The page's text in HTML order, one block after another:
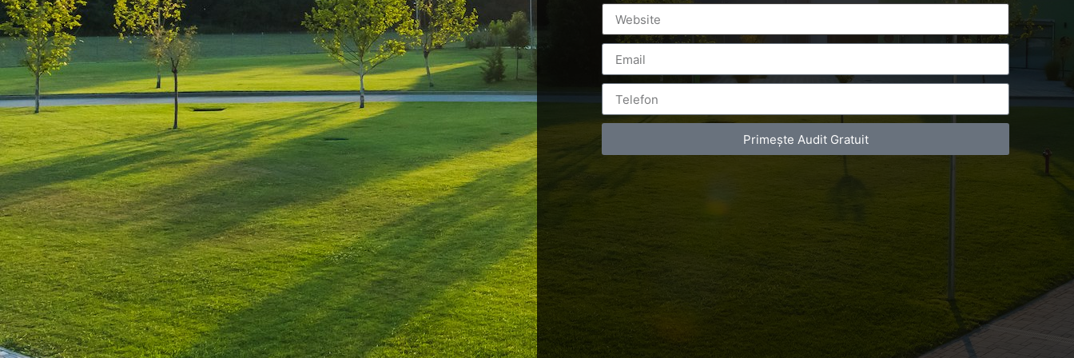
Leave a Reply
You must belogged in to post a comment.
Postări servicii
Fotografie de produs Contact Telefonic Follow us
Primește Audit Gratuit